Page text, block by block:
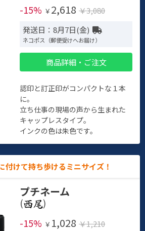
-15% ￥ 2,618 ￥3,080
発送日：8月7日(金)
ネコポス（郵便受けへお届け）
商品詳細・ご注文
認印と訂正印がコンパクトな１本
に。
立ち仕事の現場の声から生まれた
キャップレスタイプ。
インクの色は朱色です。
付けて持ち歩けるミニサイズ！
プチネーム
(
)
-15% ￥ 1,028 ￥1,210